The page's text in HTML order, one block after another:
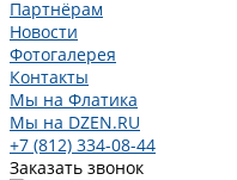
Партнёрам
Новости
Фотогалерея
Контакты
Мы на Флатика
Мы на DZEN.RU
+7 (812) 334-08-44
Заказать звонок